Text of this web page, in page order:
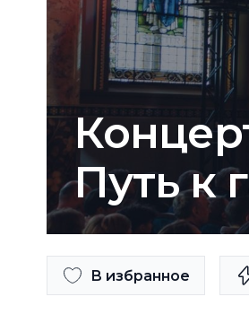
Путь к
В избранное